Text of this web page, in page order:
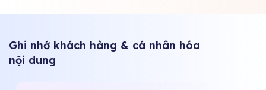
Ghi nhớ khách hàng & cá nhân hóa
nội dung